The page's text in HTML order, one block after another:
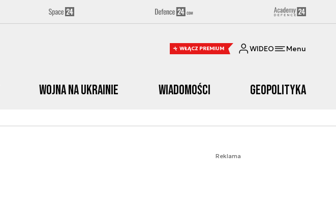
WŁĄCZ PREMIUM WIDEO Menu
Wojna na Ukrainie Wiadomości Geopolityka
Reklama